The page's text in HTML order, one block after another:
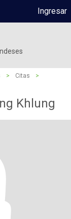
Ingresar
> Citas
>
Khlung